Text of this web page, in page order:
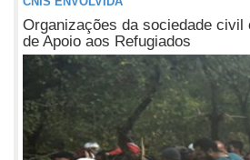
Organizações da sociedade civil
de Apoio aos Refugiados